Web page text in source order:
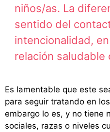
niños/as. La
sentido del
intencionalidad,
relación saludable
Es lamentable que este
para seguir tratando en
embargo lo es, y no tiene
sociales, razas o niveles